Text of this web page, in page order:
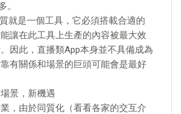
。
就是一個工具，它必須搭載合適的
讓在此工具上生產的內容被最大效
因此，直播類App本身並不具備成為
有關係和場景的巨頭可能會是最好
景，新機遇
，由於同質化（看看各家的交互介